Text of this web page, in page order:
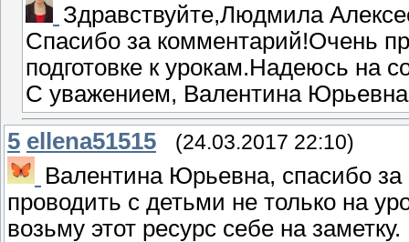
Здравствуйте,Людмила
Спасибо за комментарий!Очень
подготовке к урокам.Надеюсь на
С уважением, Валентина
5 ellena51515 (24.03.2017 22:10)
Валентина Юрьевна, спасибо
проводить с детьми не только на
возьму этот ресурс себе на заметку.